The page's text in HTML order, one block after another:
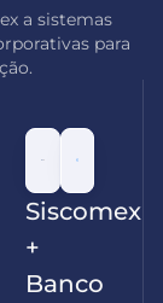
a sistemas
para
:
Siscomex
+
Banco